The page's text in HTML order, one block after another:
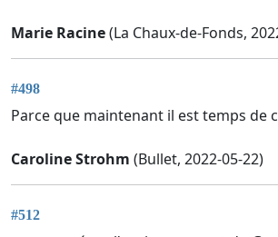
Marie Racine(La Chaux-de-Fonds,
#498
Parce que maintenant il est temps de
Caroline Strohm (Bullet, 2022-05-22)
#512